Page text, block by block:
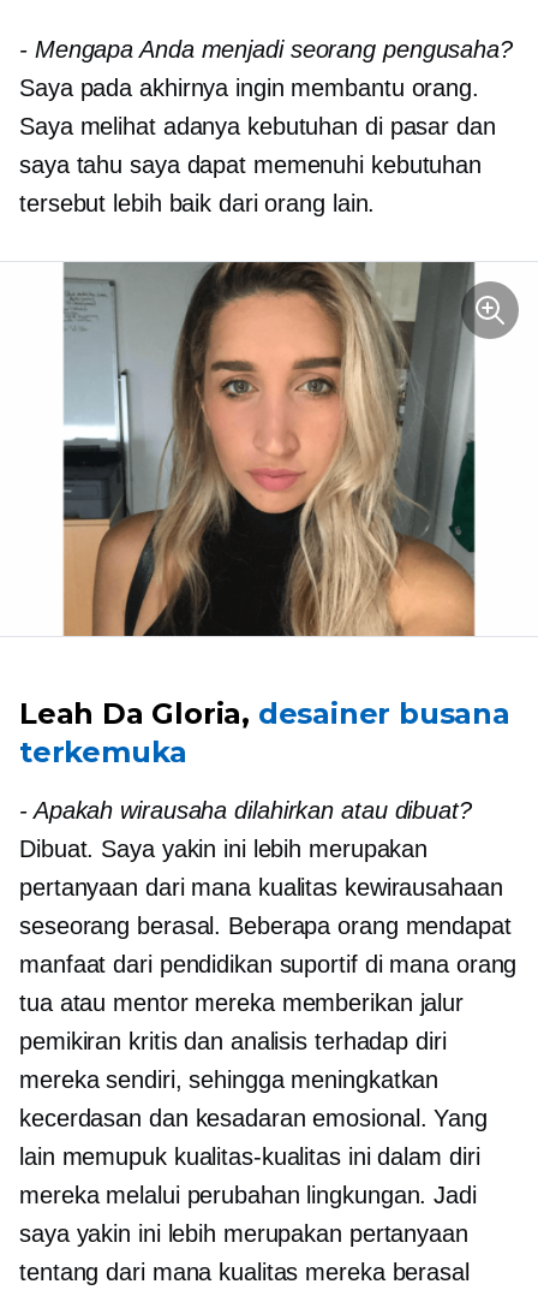
-Mengapa Anda menjadi seorang pengusaha?
Saya pada akhirnya ingin membantu orang.
Saya melihat adanya kebutuhan di pasar dan
saya tahu saya dapat memenuhi kebutuhan
tersebut lebih baik dari orang lain.
Leah Da Gloria, desainer busana
terkemuka
-Apakah wirausaha dilahirkan atau dibuat?
Dibuat. Saya yakin ini lebih merupakan
pertanyaan dari mana kualitas kewirausahaan
seseorang berasal. Beberapa orang mendapat
manfaat dari pendidikan suportif di mana orang
tua atau mentor mereka memberikan jalur
pemikiran kritis dan analisis terhadap diri
mereka sendiri, sehingga meningkatkan
kecerdasan dan kesadaran emosional. Yang
lain memupuk kualitas-kualitas ini dalam diri
mereka melalui perubahan lingkungan. Jadi
saya yakin ini lebih merupakan pertanyaan
tentang dari mana kualitas mereka berasal